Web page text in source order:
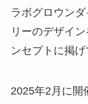
ラボグロウン
リーのデザイ
ンセプトに掲げ
2025年2月に開